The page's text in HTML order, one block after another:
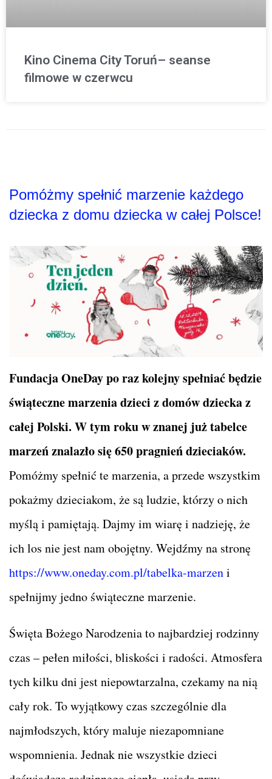
Kino Cinema City Toruń– seanse
filmowe w czerwcu
Pomóżmy spełnić marzenie każdego
dziecka z domu dziecka w całej Polsce!
Fundacja OneDay po raz kolejny spełniać będzie
świąteczne marzenia dzieci z domów dziecka z
całej Polski. W tym roku w znanej już tabelce
marzeń znalazło się 650 pragnień dzieciaków.
Pomóżmy spełnić te marzenia, a przede wszystkim
pokażmy dzieciakom, że są ludzie, którzy o nich
myślą i pamiętają. Dajmy im wiarę i nadzieję, że
ich los nie jest nam obojętny. Wejdźmy na stronę
https://www.oneday.com.pl/tabelka-marzeni
spełnijmy jedno świąteczne marzenie.
Święta Bożego Narodzenia to najbardziej rodzinny
czas – pełen miłości, bliskości i radości. Atmosfera
tych kilku dni jest niepowtarzalna, czekamy na nią
cały rok. To wyjątkowy czas szczególnie dla
najmłodszych, który maluje niezapomniane
wspomnienia. Jednak nie wszystkie dzieci